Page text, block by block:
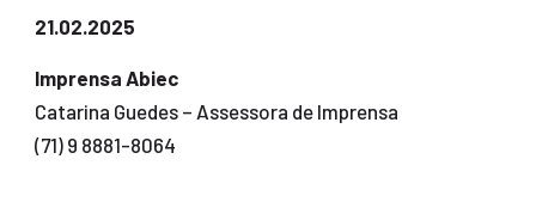
21.02.2025
Imprensa Abiec
Catarina Guedes – Assessora de Imprensa
(71) 9 8881-8064